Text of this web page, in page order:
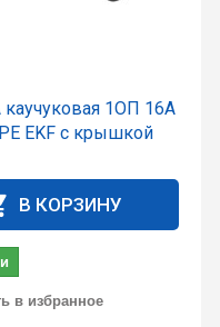
1ОП 16А
EKF с крышкой
В КОРЗИНУ
в избранное